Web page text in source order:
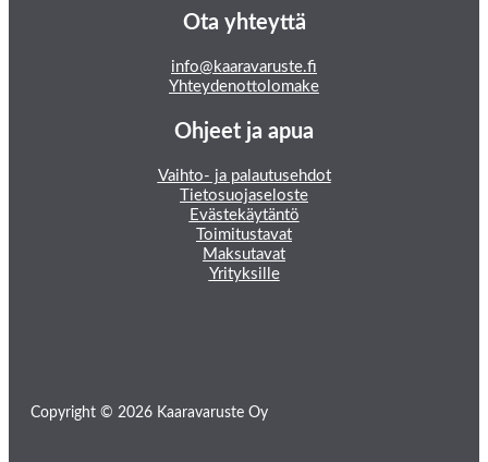
Ota yhteyttä
info@kaaravaruste.fi
Yhteydenottolomake
Ohjeet ja apua
Vaihto- ja palautusehdot
Tietosuojaseloste
Evästekäytäntö
Toimitustavat
Maksutavat
Yrityksille
Copyright © 2026 Kaaravaruste Oy